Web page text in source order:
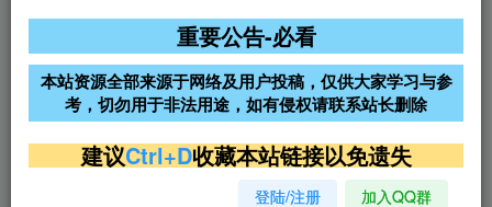
阿里云2核2G200M服务器68元/
年
雨云高防免备案服务器
超低价文字广告位招租 超低价文字广告位招租
重要公告-必看
本站资源全部来源于网络及用户投稿，仅供大家学习与参
考，切勿用于非法用途，如有侵权请联系站长删除
建议Ctrl+D收藏本站链接以免遗失
登陆/注册 加入QQ群